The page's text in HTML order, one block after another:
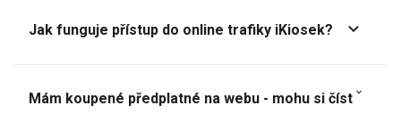
Jak funguje přístup do online trafiky iKiosek?
Mám koupené předplatné na webu - mohu si číst